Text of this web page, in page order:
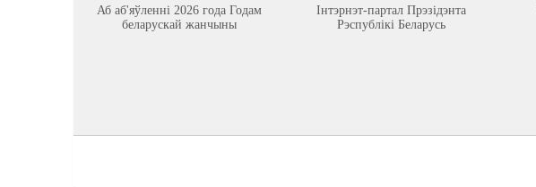
Аб аб'яўленні 2026 года Годам
беларускай жанчыны
Інтэрнэт-партал Прэзідэнта
Рэспублікі Беларусь